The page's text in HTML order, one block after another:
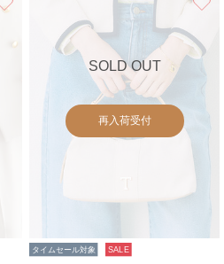
SOLD OUT
再入荷受付
タイムセール対象 SALE